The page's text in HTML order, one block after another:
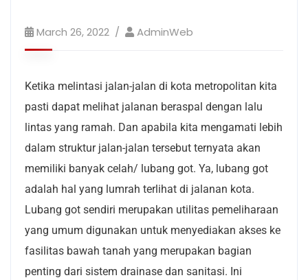
March 26, 2022 AdminWeb
Ketika melintasi jalan-jalan di kota metropolitan kita
pasti dapat melihat jalanan beraspal dengan lalu
lintas yang ramah. Dan apabila kita mengamati lebih
dalam struktur jalan-jalan tersebut ternyata akan
memiliki banyak celah/ lubang got. Ya, lubang got
adalah hal yang lumrah terlihat di jalanan kota.
Lubang got sendiri merupakan utilitas pemeliharaan
yang umum digunakan untuk menyediakan akses ke
fasilitas bawah tanah yang merupakan bagian
penting dari sistem drainase dan sanitasi. Ini